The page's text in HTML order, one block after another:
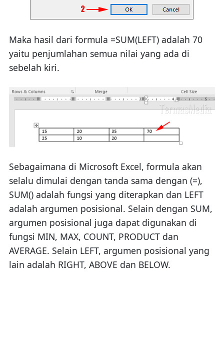
Maka hasil dari formula =SUM(LEFT) adalah 70
yaitu penjumlahan semua nilai yang ada di
sebelah kiri.
Sebagaimana di Microsoft Excel, formula akan
selalu dimulai dengan tanda sama dengan (=),
SUM() adalah fungsi yang diterapkan dan LEFT
adalah argumen posisional. Selain dengan SUM,
argumen posisional juga dapat digunakan di
fungsi MIN, MAX, COUNT, PRODUCT dan
AVERAGE. Selain LEFT, argumen posisional yang
lain adalah RIGHT, ABOVE dan BELOW.